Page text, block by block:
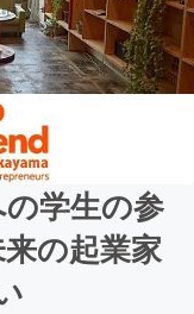
学生の参
の起業家